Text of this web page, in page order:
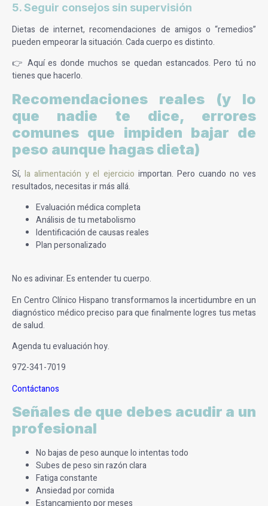
5. Seguir consejos sin supervisión
Dietas de internet, recomendaciones de amigos o “remedios”
pueden empeorar la situación. Cada cuerpo es distinto.
👉 Aquí es donde muchos se quedan estancados. Pero tú no
tienes que hacerlo.
Recomendaciones reales (y lo
que nadie te dice, errores
comunes que impiden bajar de
peso aunque hagas dieta)
Sí,la alimentación y el ejercicio importan. Pero cuando no ves
resultados, necesitas ir más allá.
Evaluación médica completa
Análisis de tu metabolismo
Identificación de causas reales
Plan personalizado
No es adivinar. Es entender tu cuerpo.
En Centro Clínico Hispano transformamos la incertidumbre en un
diagnóstico médico preciso para que finalmente logres tus metas
de salud.
Agenda tu evaluación hoy.
972-341-7019
Contáctanos
Señales de que debes acudir a un
profesional
No bajas de peso aunque lo intentas todo
Subes de peso sin razón clara
Fatiga constante
Ansiedad por comida
Estancamiento por meses